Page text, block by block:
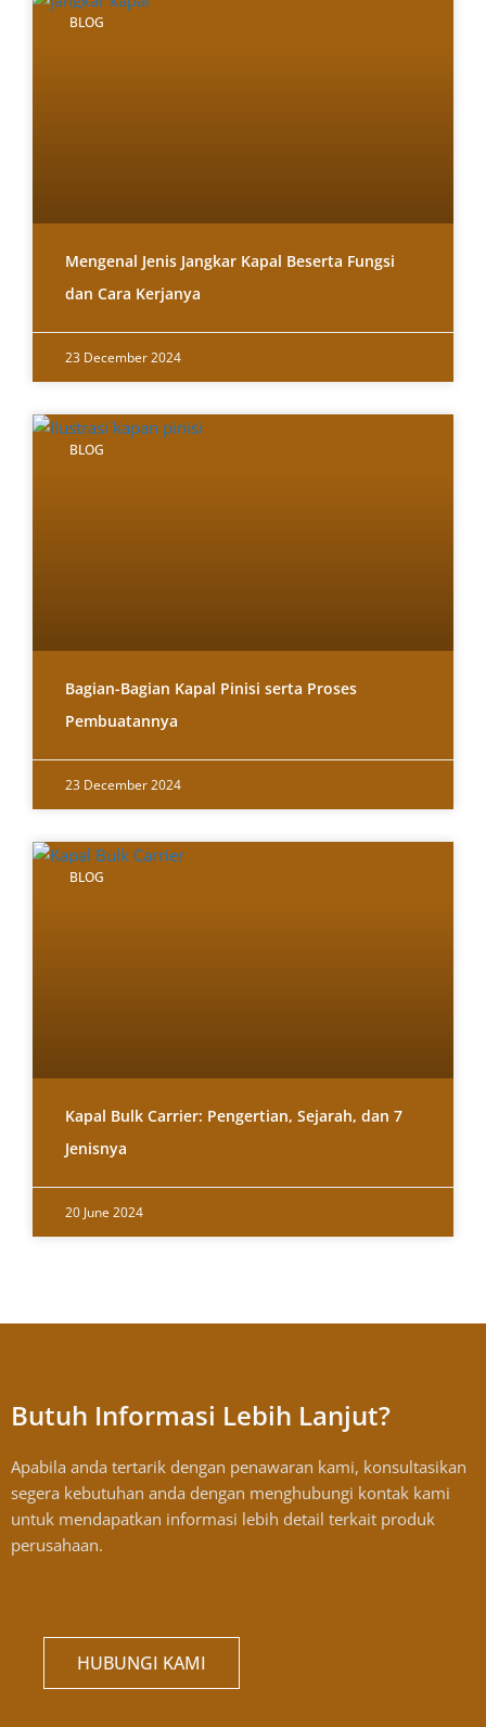
BLOG
Mengenal Jenis Jangkar Kapal Beserta Fungsi
dan Cara Kerjanya
23 December 2024
BLOG
Bagian-Bagian Kapal Pinisi serta Proses
Pembuatannya
23 December 2024
BLOG
Kapal Bulk Carrier: Pengertian, Sejarah, dan 7
Jenisnya
20 June 2024
Butuh Informasi Lebih Lanjut?
Apabila anda tertarik dengan penawaran kami, konsultasikan
segera kebutuhan anda dengan menghubungi kontak kami
untuk mendapatkan informasi lebih detail terkait produk
perusahaan.
HUBUNGI KAMI